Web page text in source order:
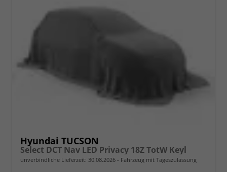
Hyundai TUCSON
Select DCT Nav LED Privacy 18Z TotW Keyl
unverbindliche Lieferzeit: 30.08.2026 Fahrzeug mit Tageszulassung